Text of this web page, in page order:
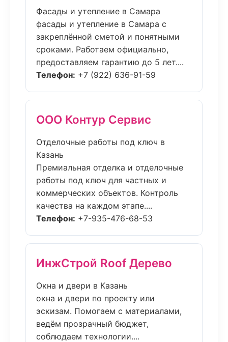
Фасады и утепление в Самара
фасады и утепление в Самара с
закреплённой сметой и понятными
сроками. Работаем официально,
предоставляем гарантию до 5 лет....
Телефон: +7 (922) 636-91-59
ООО Контур Сервис
Отделочные работы под ключ в
Казань
Премиальная отделка и отделочные
работы под ключ для частных и
коммерческих объектов. Контроль
качества на каждом этапе....
Телефон: +7-935-476-68-53
ИнжСтрой Roof Дерево
Окна и двери в Казань
окна и двери по проекту или
эскизам. Помогаем с материалами,
ведём прозрачный бюджет,
соблюдаем технологии....